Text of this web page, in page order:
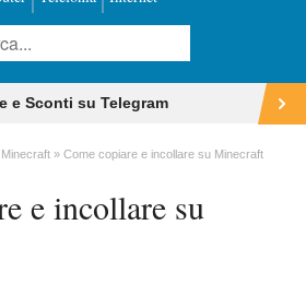
e Sconti su Telegram
Minecraft Come copiare e incollare su Minecraft
e incollare su